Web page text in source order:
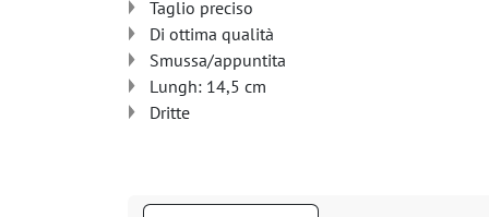
Taglio preciso
Di ottima qualità
Smussa/appuntita
Lungh: 14,5 cm
Dritte